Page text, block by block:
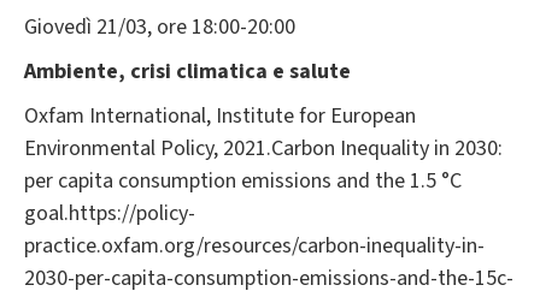
Giovedì 21/03, ore 18:00-20:00
Ambiente, crisi climatica e salute
Oxfam International, Institute for European
Environmental Policy, 2021.Carbon Inequality in 2030:
per capita consumption emissions and the 1.5 °C
goal.https://policy-
practice.oxfam.org/resources/carbon-inequality-in-
2030-per-capita-consumption-emissions-and-the-15c-